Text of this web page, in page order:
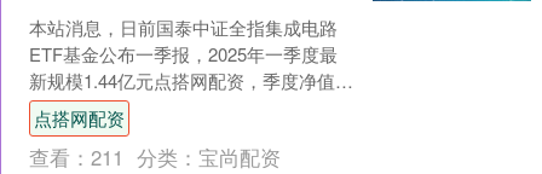
本站消息，日前国泰中证全指集成电路
ETF基金公布一季报，2025年一季度最
新规模1.44亿元点搭网配资，季度净值涨
幅为5.11%。 从业绩表现来看，国泰中
证全指....
点搭网配资
查看： 211 分类： 宝尚配资